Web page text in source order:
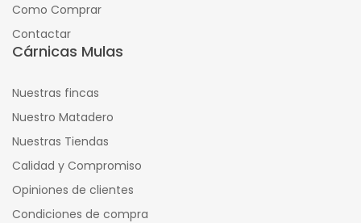
Como Comprar
Contactar
Cárnicas Mulas
Nuestras fincas
Nuestro Matadero
Nuestras Tiendas
Calidad y Compromiso
Opiniones de clientes
Condiciones de compra